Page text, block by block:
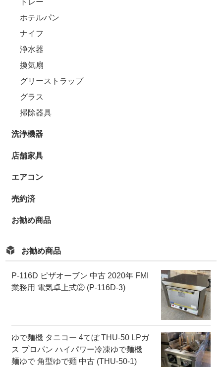
トレー
ホテルパン
ナイフ
浄水器
換気扇
グリーストラップ
グラス
掃除器具
洗浄機器
店舗家具
エアコン
売約済
お勧め商品
お勧め商品
P-116D ピザオーブン 中古 2020年 FMI
業務用 電気卓上式② (P-116D-3)
ゆで麺機 タニコー 4てぼ THU-50 LPガ
ス プロパン ハイパワー冷凍ゆで麺機
麺ゆで 角型ゆで麺 中古 (THU-50-1)